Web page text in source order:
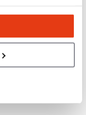
che riguarda la
digitalizzati e
non solo un
momento di
del mercato